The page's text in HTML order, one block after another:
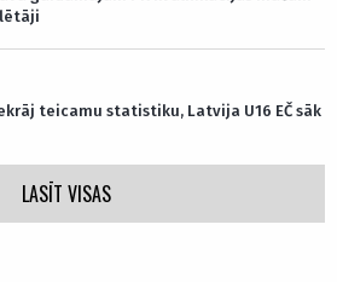
teicamu statistiku, Latvija U16 EČ sāk
LASĪT VISAS